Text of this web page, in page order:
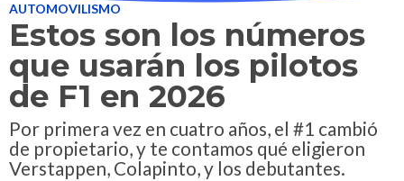
AUTOMOVILISMO
Estos son los números
que usarán los pilotos
de F1 en 2026
Por primera vez en cuatro años, el #1 cambió
de propietario, y te contamos qué eligieron
Verstappen, Colapinto, y los debutantes.